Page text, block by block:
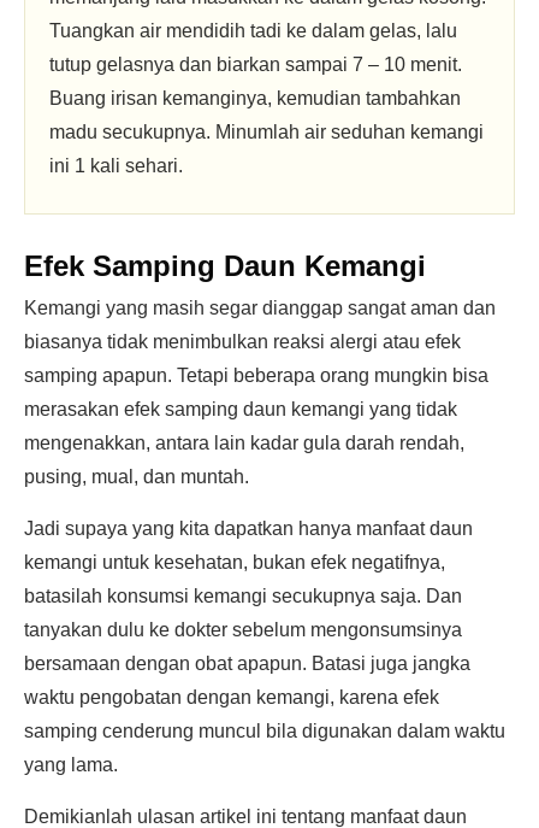
Tuangkan air mendidih tadi ke dalam gelas, lalu
tutup gelasnya dan biarkan sampai 7 – 10 menit.
Buang irisan kemanginya, kemudian tambahkan
madu secukupnya. Minumlah air seduhan kemangi
ini 1 kali sehari.
Efek Samping Daun Kemangi
Kemangi yang masih segar dianggap sangat aman dan
biasanya tidak menimbulkan reaksi alergi atau efek
samping apapun. Tetapi beberapa orang mungkin bisa
merasakan efek samping daun kemangi yang tidak
mengenakkan, antara lain kadar gula darah rendah,
pusing, mual, dan muntah.
Jadi supaya yang kita dapatkan hanya manfaat daun
kemangi untuk kesehatan, bukan efek negatifnya,
batasilah konsumsi kemangi secukupnya saja. Dan
tanyakan dulu ke dokter sebelum mengonsumsinya
bersamaan dengan obat apapun. Batasi juga jangka
waktu pengobatan dengan kemangi, karena efek
samping cenderung muncul bila digunakan dalam waktu
yang lama.
Demikianlah ulasan artikel ini tentang manfaat daun